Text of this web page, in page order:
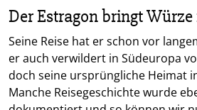
Der Estragon bringt
Seine Reise hat er schon vor
er auch verwildert in Südeuropa
doch seine ursprüngliche Heimat
Manche Reisegeschichte wurde